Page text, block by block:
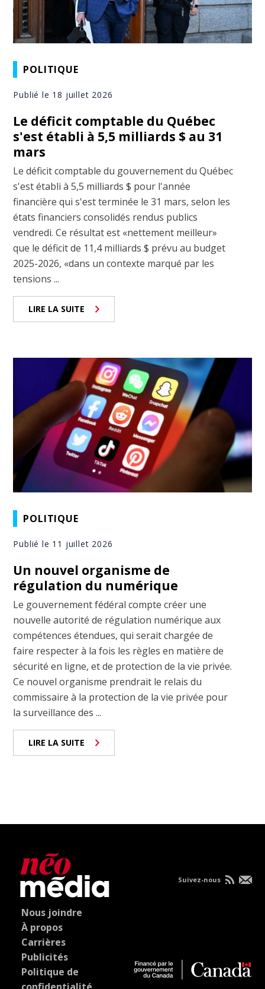
POLITIQUE
Publié le 18 juillet 2026
Le déficit comptable du Québec
s'est établi à 5,5 milliards $ au 31
mars
Le déficit comptable du gouvernement du Québec
s'est établi à 5,5 milliards $ pour l'année
financière qui s'est terminée le 31 mars, selon les
états financiers consolidés rendus publics
vendredi. Ce résultat est «nettement meilleur»
que le déficit de 11,4 milliards $ prévu au budget
2025-2026, «dans un contexte marqué par les
tensions ...
LIRE LA SUITE
POLITIQUE
Publié le 11 juillet 2026
Un nouvel organisme de
régulation du numérique
Le gouvernement fédéral compte créer une
nouvelle autorité de régulation numérique aux
compétences étendues, qui serait chargée de
faire respecter à la fois les règles en matière de
sécurité en ligne, et de protection de la vie privée.
Ce nouvel organisme prendrait le relais du
commissaire à la protection de la vie privée pour
la surveillance des ...
LIRE LA SUITE
Nous joindre
À propos
Carrières
Publicités
Politique de
Suivez-nous